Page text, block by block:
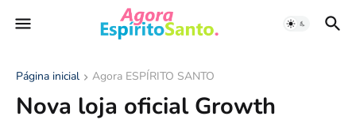
Página inicial Agora ESPÍRITO SANTO
Nova loja oficial Growth